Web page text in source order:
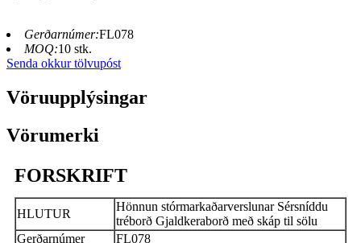
Gerðarnúmer:FL078
MOQ:10 stk.
Senda okkur tölvupóst
Vöruupplýsingar
Vörumerki
FORSKRIFT
HLUTUR
Hönnun stórmarkaðarverslunar Sérsníddu
tréborð Gjaldkeraborð með skáp til sölu
Gerðarnúmer
FL078